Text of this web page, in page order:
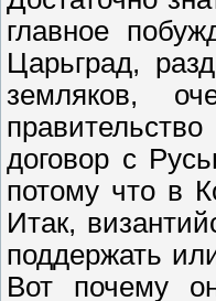
главное
Царьград,
земляков,
договор с
потому что в
Итак,
поддержать
Вот почему